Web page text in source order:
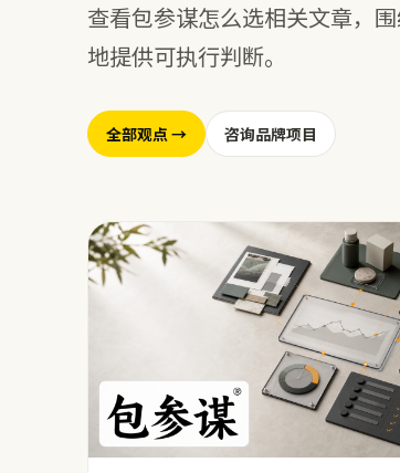
查看包参谋怎么选相关文章，
地提供可执行判断。
全部观点 → 咨询品牌项目